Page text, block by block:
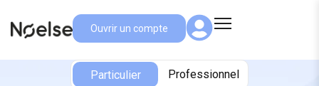
Ouvrir un compte
Particulier Professionnel
Particulier